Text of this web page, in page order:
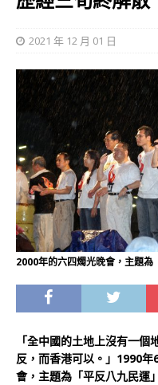
2021 年 12 月 01 日
2000年的六四燭光晚會，主題為
「全中國的土地上沒有一
反，而香港可以。」1990
會，主題為「平反八九民運